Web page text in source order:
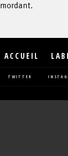
mordant.
ACCUEIL
TWITTER